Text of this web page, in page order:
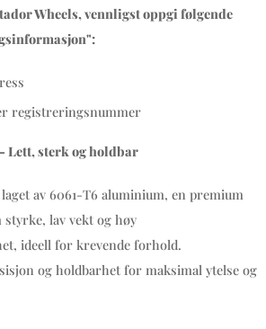
Wheels, vennligst oppgi følgende
registreringsnummer
Lett, sterk og holdbar
av 6061-T6 aluminium, en premium
lav vekt og høy
ideell for krevende forhold.
og holdbarhet for maksimal ytelse og